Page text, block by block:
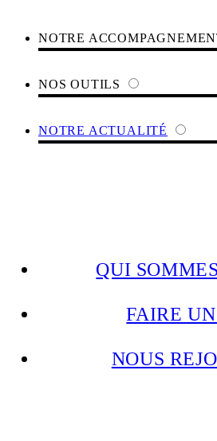
NOTRE
NOS OUTILS
NOTRE ACTUALITÉ
QUI
FAIRE
NOUS